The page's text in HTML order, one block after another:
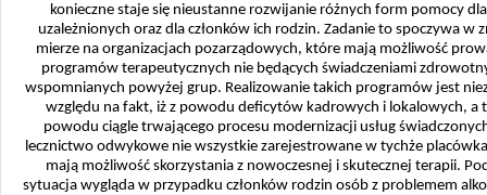
konieczne staje się nieustanne rozwijanie różnych form pomocy
uzależnionych oraz dla członków ich rodzin. Zadanie to spoczywa w
mierze na organizacjach pozarządowych, które mają możliwość
programów terapeutycznych nie będących świadczeniami
wspomnianych powyżej grup. Realizowanie takich programów jest
względu na fakt, iż z powodu deficytów kadrowych i lokalowych, a
powodu ciągle trwającego procesu modernizacji usług
lecznictwo odwykowe nie wszystkie zarejestrowane w tychże
mają możliwość skorzystania z nowoczesnej i skutecznej terapii.
sytuacja wygląda w przypadku członków rodzin osób z problemem